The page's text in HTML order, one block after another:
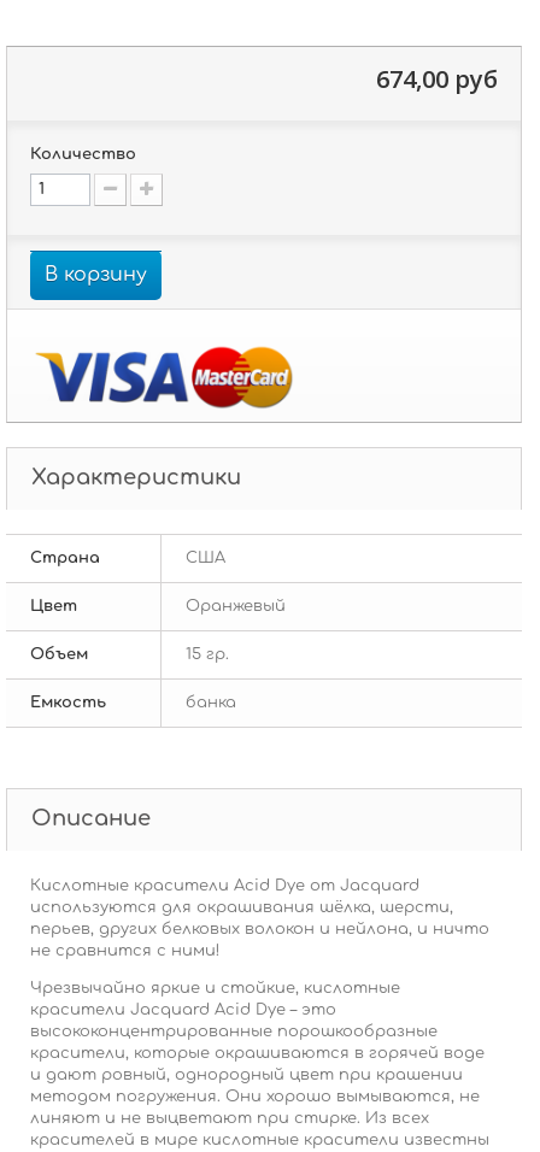
674,00 руб
Количество
В корзину
Характеристики
Страна США
Цвет Оранжевый
Объем 15 гр.
Емкость банка
Описание
Кислотные красители Acid Dye от Jacquard
используются для окрашивания шёлка, шерсти,
перьев, других белковых волокон и нейлона, и ничто
не сравнится с ними!
Чрезвычайно яркие и стойкие, кислотные
красители Jacquard Acid Dye – это
высококонцентрированные порошкообразные
красители, которые окрашиваются в горячей воде
и дают ровный, однородный цвет при крашении
методом погружения. Они хорошо вымываются, не
линяют и не выцветают при стирке. Из всех
красителей в мире кислотные красители известны